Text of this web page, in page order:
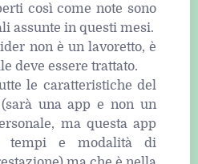
così come note sono
assunte in questi mesi.
non è un lavoretto, è
deve essere trattato.
le caratteristiche del
una app e non un
ma questa app
tempi e modalità di